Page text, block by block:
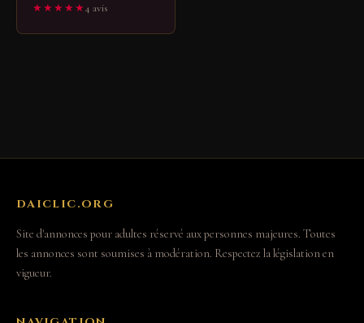
★★★★★4 avis
DAICLIC.ORG
Site d'annonces pour adultes réservé aux personnes majeures. Toutes
les annonces sont soumises à modération. Respectez la législation en
vigueur.